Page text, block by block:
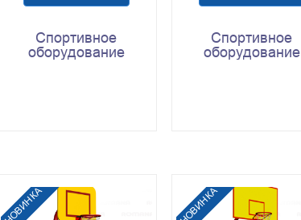
Спортивное
оборудование
Спортивное
оборудование
НОВИНКА НОВИНКА